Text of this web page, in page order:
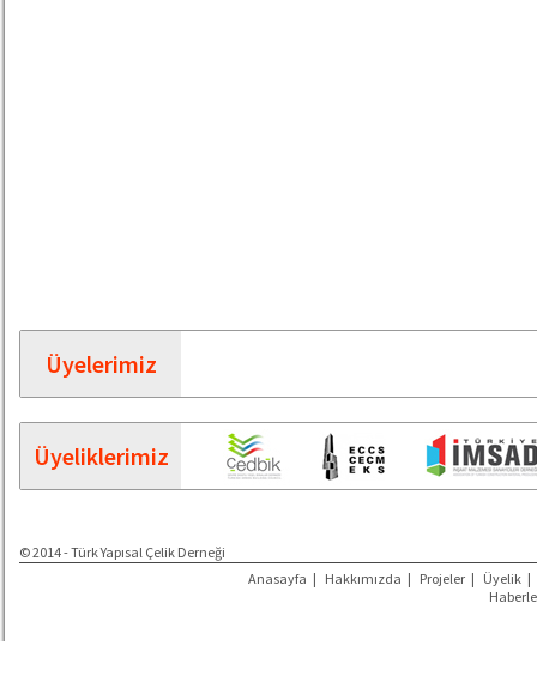
Üyelerimiz
Üyeliklerimiz
© 2014 - Türk Yapısal Çelik Derneği
Anasayfa | Hakkımızda | Projeler | Üyelik |